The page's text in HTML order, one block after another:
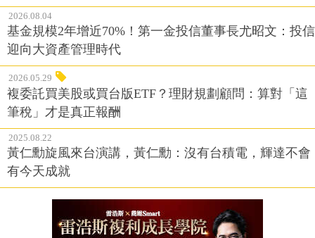
2026.08.04
基金規模2年增近70%！第一金投信董事長尤昭文：投信
迎向大資產管理時代
2026.05.29
複委託買美股或買台版ETF？理財規劃顧問：算對「這
筆稅」才是真正報酬
2025.08.22
黃仁勳旋風來台演講，黃仁勳：沒有台積電，輝達不會
有今天成就